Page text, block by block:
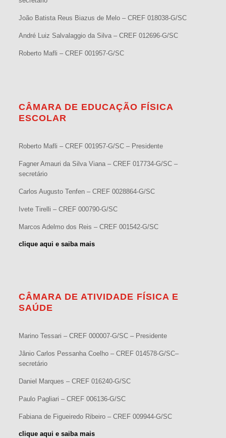
João Batista Reus Biazus de Melo – CREF 018038-G/SC
André Luiz Salvalaggio da Silva – CREF 012696-G/SC
Roberto Mafli – CREF 001957-G/SC
CÂMARA DE EDUCAÇÃO FÍSICA
ESCOLAR
Roberto Mafli – CREF 001957-G/SC – Presidente
Fagner Amauri da Silva Viana – CREF 017734-G/SC –
secretário
Carlos Augusto Tenfen – CREF 0028864-G/SC
Ivete Tirelli – CREF 000790-G/SC
Marcos Adelmo dos Reis – CREF 001542-G/SC
clique aqui e saiba mais
CÂMARA DE ATIVIDADE FÍSICA E
SAÚDE
Marino Tessari – CREF 000007-G/SC – Presidente
Jânio Carlos Pessanha Coelho – CREF 014578-G/SC–
secretário
Daniel Marques – CREF 016240-G/SC
Paulo Pagliari – CREF 006136-G/SC
Fabiana de Figueiredo Ribeiro – CREF 009944-G/SC
clique aqui e saiba mais